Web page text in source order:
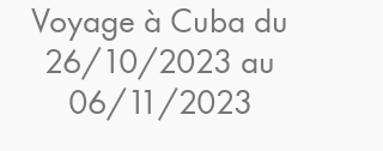
Voyage à Cuba du
26/10/2023 au
06/11/2023